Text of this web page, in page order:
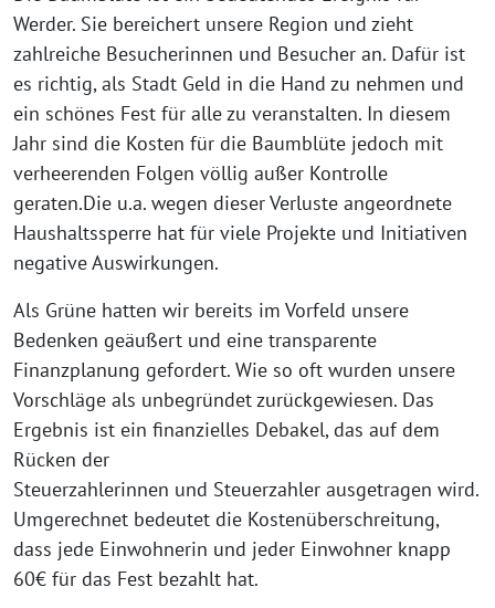
Werder. Sie bereichert unsere Region und zieht
zahlreiche Besucherinnen und Besucher an. Dafür ist
es richtig, als Stadt Geld in die Hand zu nehmen und
ein schönes Fest für alle zu veranstalten. In diesem
Jahr sind die Kosten für die Baumblüte jedoch mit
verheerenden Folgen völlig außer Kontrolle
geraten.Die u.a. wegen dieser Verluste angeordnete
Haushaltssperre hat für viele Projekte und Initiativen
negative Auswirkungen.
Als Grüne hatten wir bereits im Vorfeld unsere
Bedenken geäußert und eine transparente
Finanzplanung gefordert. Wie so oft wurden unsere
Vorschläge als unbegründet zurückgewiesen. Das
Ergebnis ist ein finanzielles Debakel, das auf dem
Rücken der
Steuerzahlerinnen und Steuerzahler ausgetragen wird.
Umgerechnet bedeutet die Kostenüberschreitung,
dass jede Einwohnerin und jeder Einwohner knapp
60€ für das Fest bezahlt hat.